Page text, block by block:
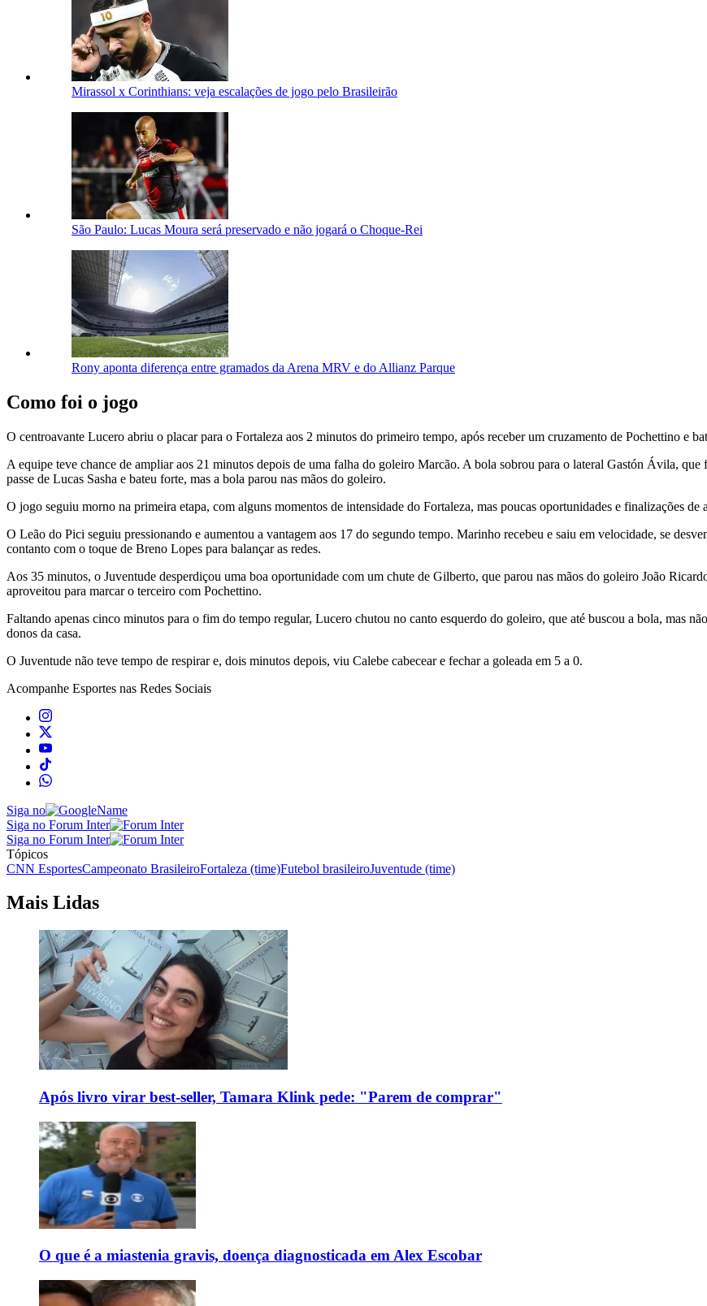
Mirassol x Corinthians: veja escalações de jogo pelo Brasileirão
São Paulo: Lucas Moura será preservado e não jogará o Choque-Rei
Rony aponta diferença entre gramados da Arena MRV e do Allianz Parque
Como foi o jogo
O centroavante Lucero abriu o placar para o Fortaleza aos 2 minutos do primeiro tempo, após receber um cruzamento de Pochettino e
A equipe teve chance de ampliar aos 21 minutos depois de uma falha do goleiro Marcão. A bola sobrou para o lateral Gastón Ávila,
passe de Lucas Sasha e bateu forte, mas a bola parou nas mãos do goleiro.
O jogo seguiu morno na primeira etapa, com alguns momentos de intensidade do Fortaleza, mas poucas oportunidades e finalizações de
O Leão do Pici seguiu pressionando e aumentou a vantagem aos 17 do segundo tempo. Marinho recebeu e saiu em velocidade, se
contanto com o toque de Breno Lopes para balançar as redes.
Aos 35 minutos, o Juventude desperdiçou uma boa oportunidade com um chute de Gilberto, que parou nas mãos do goleiro João
aproveitou para marcar o terceiro com Pochettino.
Faltando apenas cinco minutos para o fim do tempo regular, Lucero chutou no canto esquerdo do goleiro, que até buscou a bola, mas
donos da casa.
O Juventude não teve tempo de respirar e, dois minutos depois, viu Calebe cabecear e fechar a goleada em 5 a 0.
Acompanhe Esportes nas Redes Sociais
Siga no
Siga no Forum Inter
Siga no Forum Inter
Tópicos
CNN EsportesCampeonato BrasileiroFortaleza (time)Futebol brasileiroJuventude (time)
Mais Lidas
Após livro virar best-seller, Tamara Klink pede: "Parem de comprar"
O que é a miastenia gravis, doença diagnosticada em Alex Escobar